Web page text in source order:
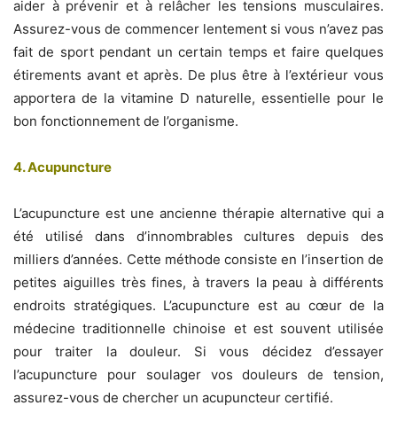
aider à prévenir et à relâcher les tensions musculaires.
Assurez-vous de commencer lentement si vous n’avez pas
fait de sport pendant un certain temps et faire quelques
étirements avant et après. De plus être à l’extérieur vous
apportera de la vitamine D naturelle, essentielle pour le
bon fonctionnement de l’organisme.
4. Acupuncture
L’acupuncture est une ancienne thérapie alternative qui a
été utilisé dans d’innombrables cultures depuis des
milliers d’années. Cette méthode consiste en l’insertion de
petites aiguilles très fines, à travers la peau à différents
endroits stratégiques. L’acupuncture est au cœur de la
médecine traditionnelle chinoise et est souvent utilisée
pour traiter la douleur. Si vous décidez d’essayer
l’acupuncture pour soulager vos douleurs de tension,
assurez-vous de chercher un acupuncteur certifié.